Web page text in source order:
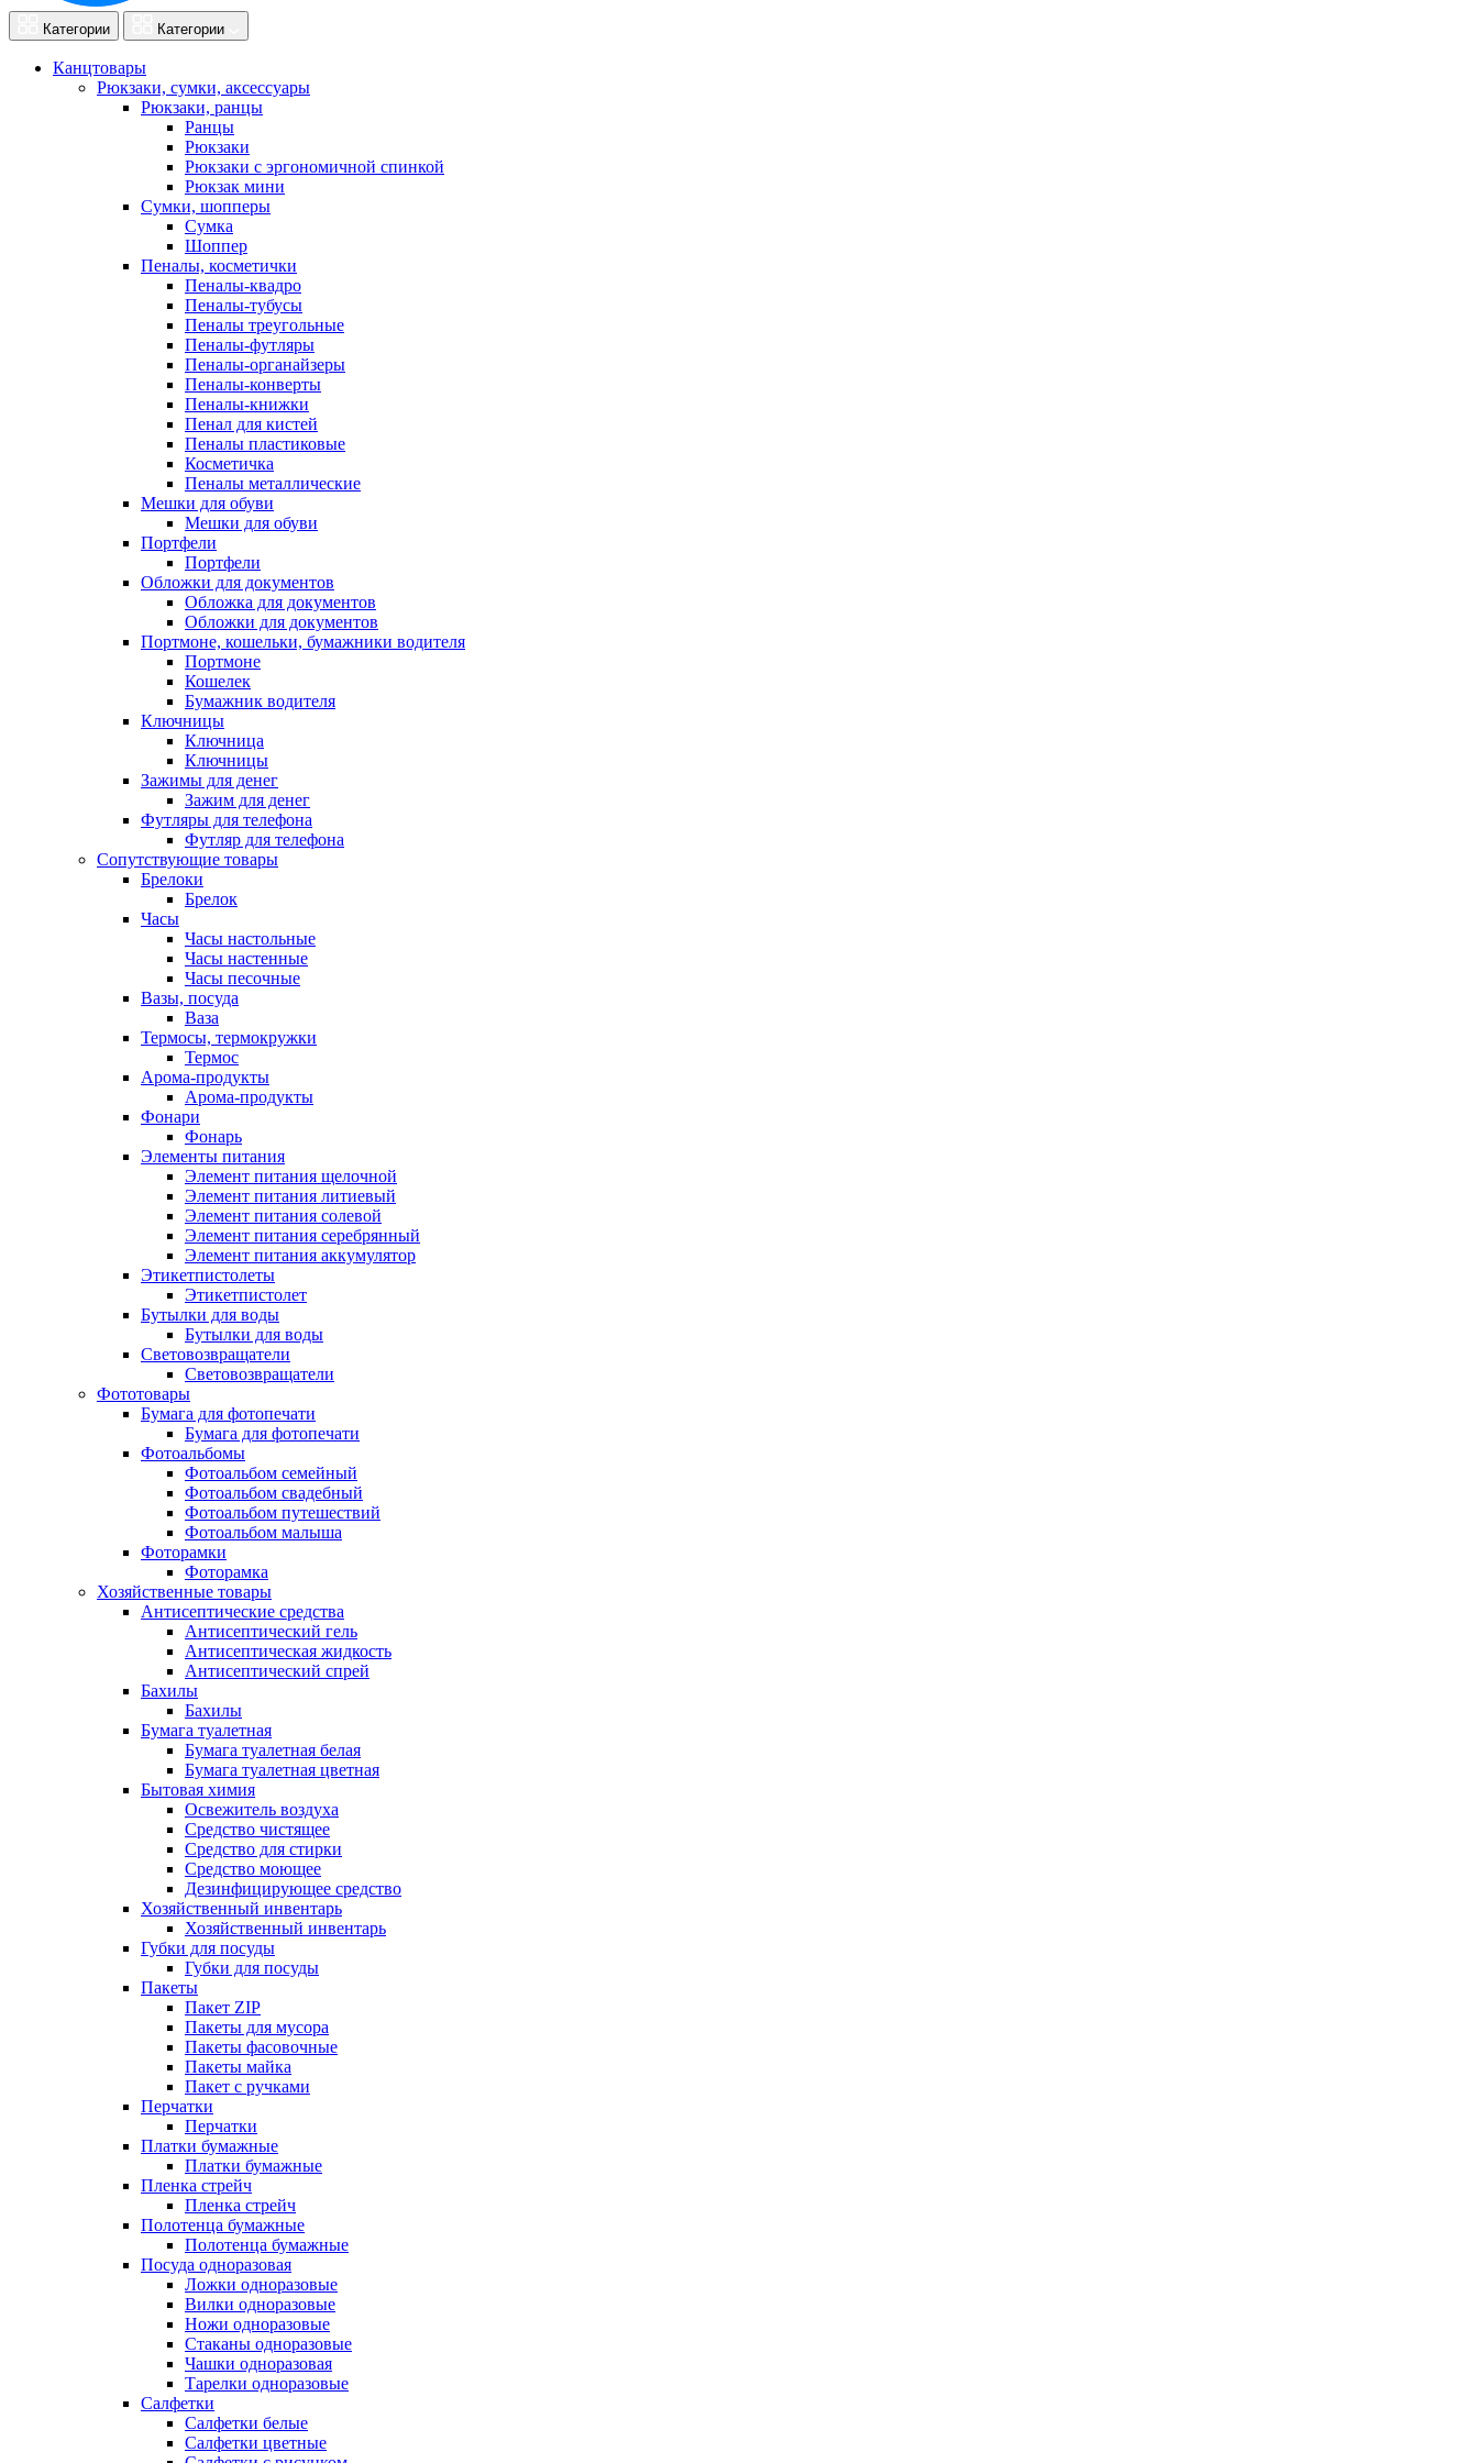
Категории Категории
Канцтовары
Рюкзаки, сумки, аксессуары
Рюкзаки, ранцы
Ранцы
Рюкзаки
Рюкзаки с эргономичной спинкой
Рюкзак мини
Сумки, шопперы
Сумка
Шоппер
Пеналы, косметички
Пеналы-квадро
Пеналы-тубусы
Пеналы треугольные
Пеналы-футляры
Пеналы-органайзеры
Пеналы-конверты
Пеналы-книжки
Пенал для кистей
Пеналы пластиковые
Косметичка
Пеналы металлические
Мешки для обуви
Мешки для обуви
Портфели
Портфели
Обложки для документов
Обложка для документов
Обложки для документов
Портмоне, кошельки, бумажники водителя
Портмоне
Кошелек
Бумажник водителя
Ключницы
Ключница
Ключницы
Зажимы для денег
Зажим для денег
Футляры для телефона
Футляр для телефона
Сопутствующие товары
Брелоки
Брелок
Часы
Часы настольные
Часы настенные
Часы песочные
Вазы, посуда
Ваза
Термосы, термокружки
Термос
Арома-продукты
Арома-продукты
Фонари
Фонарь
Элементы питания
Элемент питания щелочной
Элемент питания литиевый
Элемент питания солевой
Элемент питания серебрянный
Элемент питания аккумулятор
Этикетпистолеты
Этикетпистолет
Бутылки для воды
Бутылки для воды
Световозвращатели
Световозвращатели
Фототовары
Бумага для фотопечати
Бумага для фотопечати
Фотоальбомы
Фотоальбом семейный
Фотоальбом свадебный
Фотоальбом путешествий
Фотоальбом малыша
Фоторамки
Фоторамка
Хозяйственные товары
Антисептические средства
Антисептический гель
Антисептическая жидкость
Антисептический спрей
Бахилы
Бахилы
Бумага туалетная
Бумага туалетная белая
Бумага туалетная цветная
Бытовая химия
Освежитель воздуха
Средство чистящее
Средство для стирки
Средство моющее
Дезинфицирующее средство
Хозяйственный инвентарь
Хозяйственный инвентарь
Губки для посуды
Губки для посуды
Пакеты
Пакет ZIP
Пакеты для мусора
Пакеты фасовочные
Пакеты майка
Пакет с ручками
Перчатки
Перчатки
Платки бумажные
Платки бумажные
Пленка стрейч
Пленка стрейч
Полотенца бумажные
Полотенца бумажные
Посуда одноразовая
Ложки одноразовые
Вилки одноразовые
Ножи одноразовые
Стаканы одноразовые
Чашки одноразовая
Тарелки одноразовые
Салфетки
Салфетки белые
Салфетки цветные